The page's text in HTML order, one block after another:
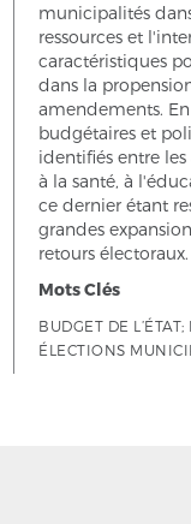
municipalités
ressources et
caractéristiques
dans la
amendements.
budgétaires et
identifiés entre
à la santé, à
ce dernier étant
grandes
retours électoraux.
Mots Clés
BUDGET DE
ÉLECTIONS